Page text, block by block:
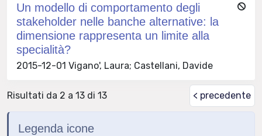
Un modello di comportamento degli
stakeholder nelle banche alternative: la
dimensione rappresenta un limite alla
specialità?
2015-12-01 Vigano', Laura; Castellani, Davide
Risultati da 2 a 13 di 13 < precedente
Legenda icone